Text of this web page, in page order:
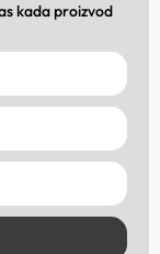
kada proizvod